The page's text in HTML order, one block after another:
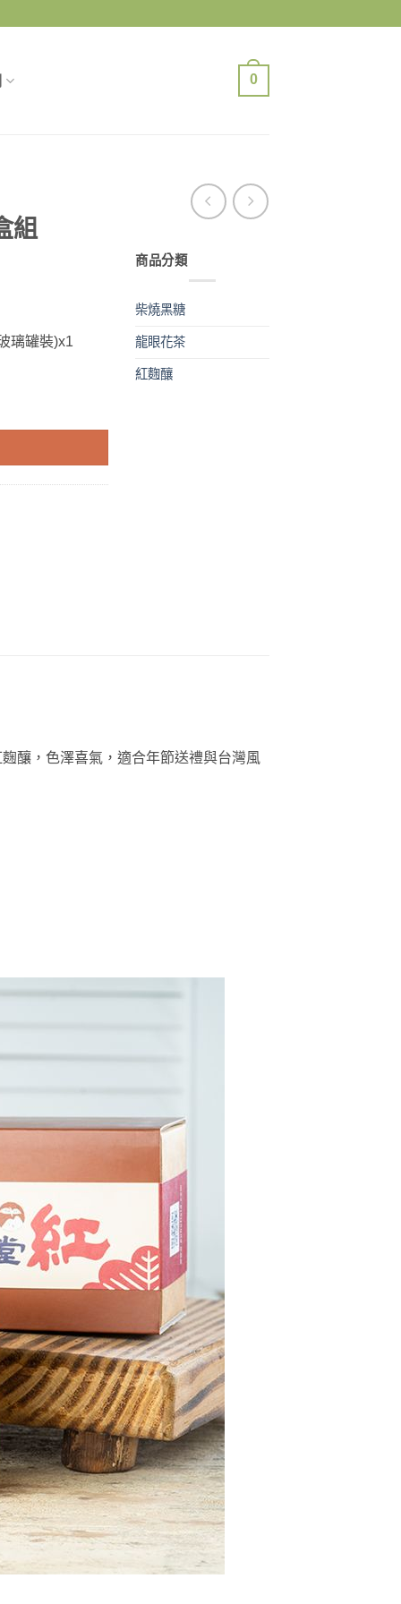
0
組
璃罐裝)x1
商品分類
柴燒黑糖
龍眼花茶
紅麴釀
釀，色澤喜氣，適合年節送禮與台灣風